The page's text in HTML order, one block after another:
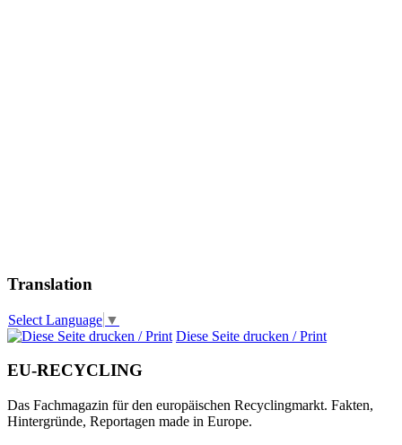
Translation
Select Language ▼
Diese Seite drucken / Print
EU-RECYCLING
Das Fachmagazin für den europäischen Recyclingmarkt. Fakten,
Hintergründe, Reportagen made in Europe.